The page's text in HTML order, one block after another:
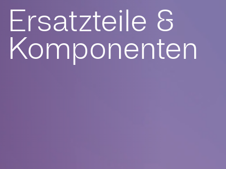
Ersatzteile &
Komponenten